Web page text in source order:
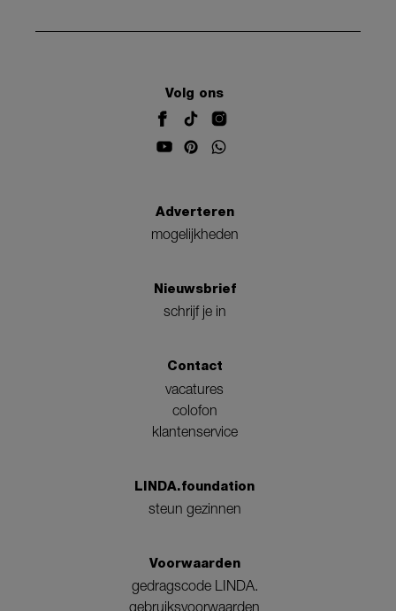
Volg ons
Adverteren
mogelijkheden
Nieuwsbrief
schrijf je in
Contact
vacatures
colofon
klantenservice
LINDA.foundation
steun gezinnen
Voorwaarden
gedragscode LINDA.
gebruiksvoorwaarden